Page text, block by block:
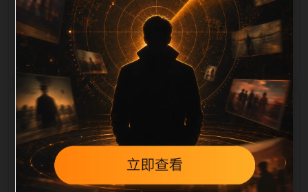
致。每次新增内容后同步检查标题、description、
canonical、主题图、alt、title和推荐链接，确保页面既
能被搜索
相关问题与推荐
引擎理解，也能让真实用户顺着栏目继续浏览。同站连
续更新时避免重复标题和重复首段，优先补充不同关键
词、不同栏目词和不同问题角度。栏目页则保留清晰入